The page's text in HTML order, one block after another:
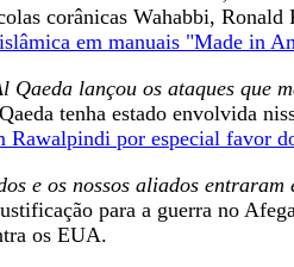
corânicas Wahabbi,
em manuais "Made in
lançou os ataques que
tenha estado envolvida
por especial favor
e os nossos aliados
para a guerra no
os EUA.